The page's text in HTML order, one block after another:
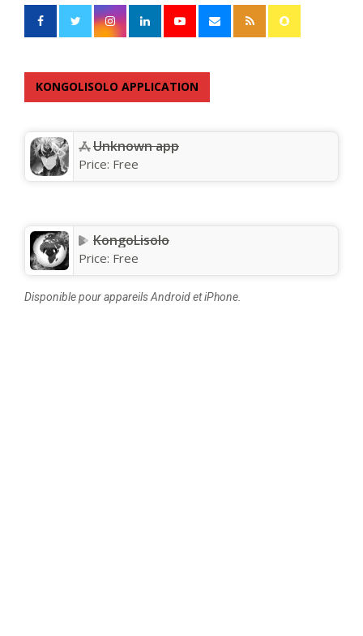
KONGOLISOLO APPLICATION
Unknown app
Price: Free
KongoLisolo
Price: Free
Disponible pour appareils Android et iPhone.